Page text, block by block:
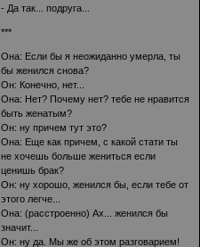
- Да так... подруга...
***
Она: Если бы я неожиданно умерла, ты
бы женился снова?
Он: Конечно, нет...
Она: Нет? Почему нет? тебе не нравится
быть женатым?
Он: ну причем тут это?
Она: Еще как причем, с какой стати ты
не хочешь больше жениться если
ценишь брак?
Он: ну хорошо, женился бы, если тебе от
этого легче...
Она: (расстроенно) Ах... женился бы
значит...
Он: ну да. Мы же об этом разговарием!